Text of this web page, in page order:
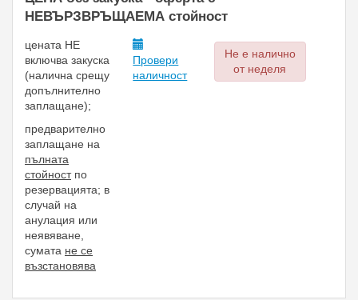
НЕВЪРЗВРЪЩАЕМА стойност
цената НЕ
включва закуска
(налична срещу
допълнително
заплащане);
предварително
заплащане на
пълната
стойностпо
резервацията; в
случай на
анулация или
неявяване,
сумата не се
възстановява
Провери
наличност
Не е налично
от неделя